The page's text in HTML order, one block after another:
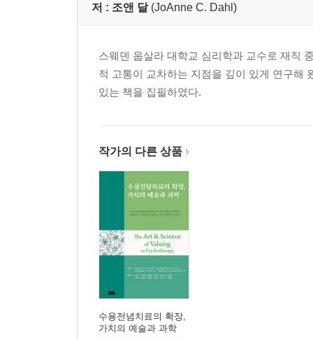
저 : 조앤 달 (JoAnne C. Dahl)
스웨덴 웁살라 대학교 심리학과 교수로 재직
적 고통이 교차하는 지점을 깊이 있게 연구해
있는 책을 집필하였다.
작가의 다른 상품
수용전념치료의 확장,
가치의 예술과 과학